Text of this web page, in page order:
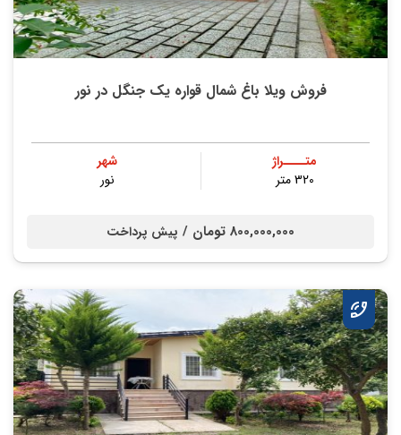
فروش ویلا باغ شمال قواره یک جنگل در نور
متــــراژ
320 متر
شهر
نور
800,000,000 تومان / پیش پرداخت